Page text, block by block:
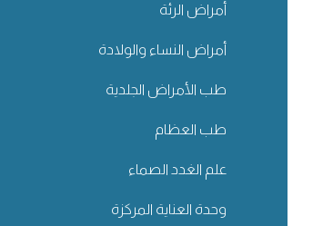
أمراض الرئة
أمراض النساء والولادة
طب الأمراض الجلدية
طب العظام
علم الغدد الصماء
وحدة العناية المركزة